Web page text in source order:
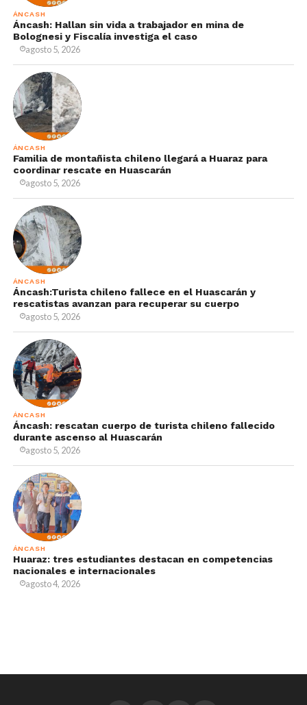
ÁNCASH
Áncash: Hallan sin vida a trabajador en mina de
Bolognesi y Fiscalía investiga el caso
agosto 5, 2026
ÁNCASH
Familia de montañista chileno llegará a Huaraz para
coordinar rescate en Huascarán
agosto 5, 2026
ÁNCASH
Áncash:Turista chileno fallece en el Huascarán y
rescatistas avanzan para recuperar su cuerpo
agosto 5, 2026
ÁNCASH
Áncash: rescatan cuerpo de turista chileno fallecido
durante ascenso al Huascarán
agosto 5, 2026
ÁNCASH
Huaraz: tres estudiantes destacan en competencias
nacionales e internacionales
agosto 4, 2026